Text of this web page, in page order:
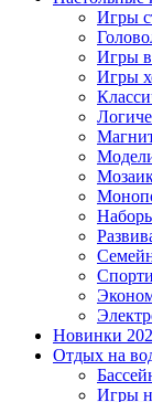
Игры
Игры в
Игры
Новинки
Отдых на
Игры